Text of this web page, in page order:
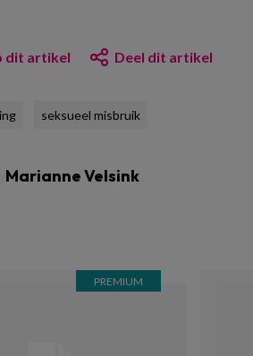
dit artikel Deel dit artikel
seksueel misbruik
Marianne Velsink